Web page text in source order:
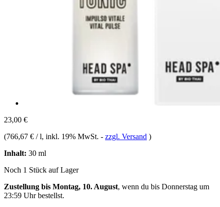
23,00 €
(766,67 € / l, inkl. 19% MwSt. - zzgl. Versand )
Inhalt: 30 ml
Noch 1 Stück auf Lager
Zustellung bis Montag, 10. August, wenn du bis Donnerstag um
23:59 Uhrbestellst.